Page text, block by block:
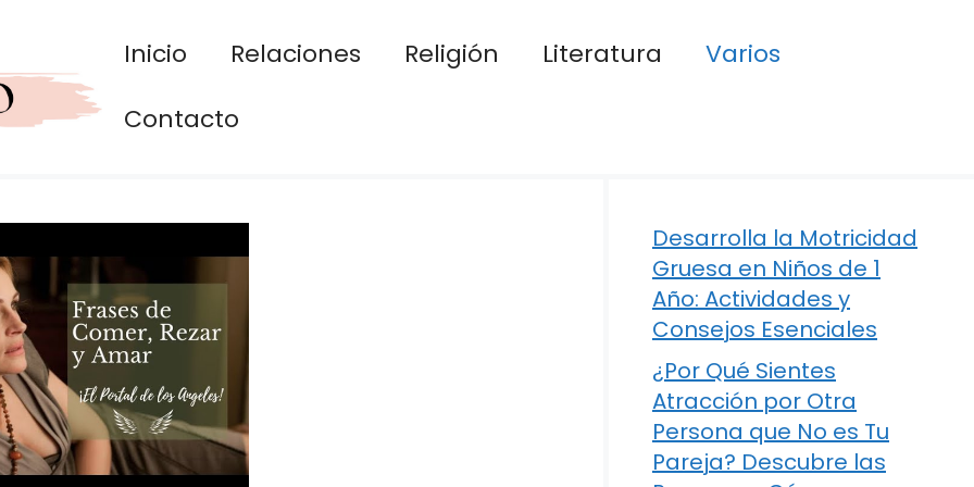
Inicio Relaciones Religión Literatura
Varios
Contacto
Desarrolla la Motricidad
Gruesa en Niños de 1
Año: Actividades y
Consejos Esenciales
¿Por Qué Sientes
Atracción por Otra
Persona que No es Tu
Pareja? Descubre las